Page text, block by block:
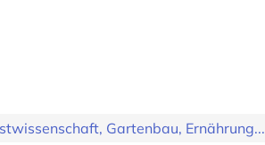
Gartenbau, Ernährung...